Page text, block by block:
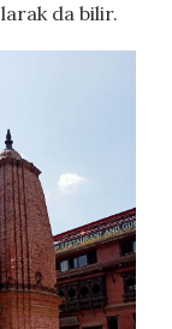
da bilir.